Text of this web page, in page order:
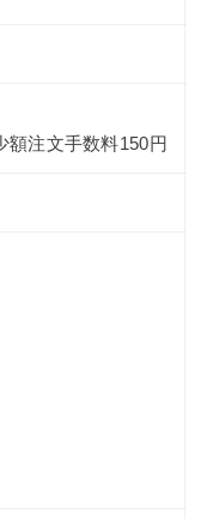
額注文手数料150円